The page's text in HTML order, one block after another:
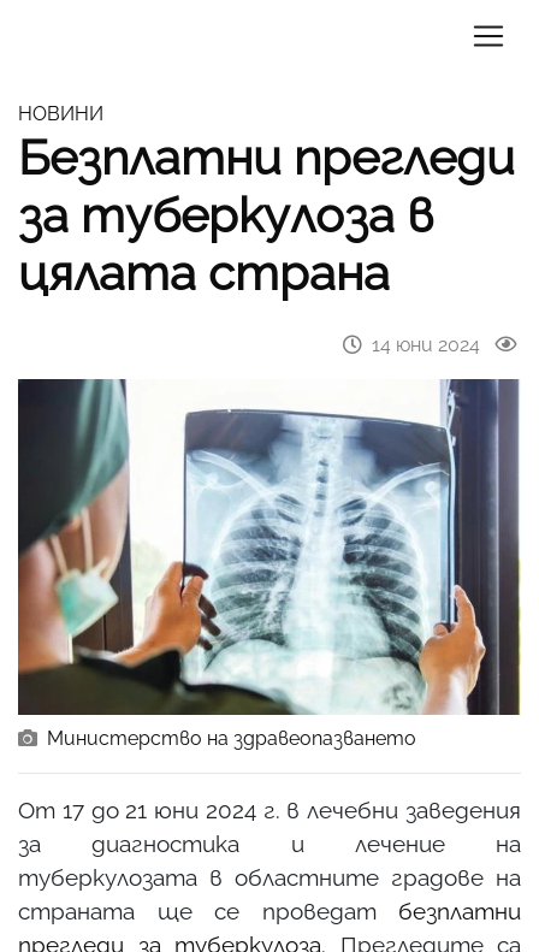
НОВИНИ
Безплатни прегледи
за туберкулоза в
цялата страна
14 юни 2024
Министерство на здравеопазването
От 17 до 21 юни 2024 г. в лечебни заведения
за диагностика и лечение на
туберкулозата в областните градове на
страната ще се проведат безплатни
прегледи за туберкулоза. Прегледите са